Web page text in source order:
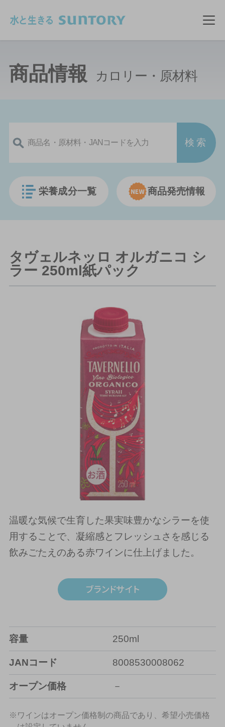
メ
商品情報 カロリー・原材料
栄養成分一覧 商品発売情報
タヴェルネッロ オルガニコ シ
ラー 250ml紙パック
温暖な気候で生育した果実味豊かなシラーを使
用することで、凝縮感とフレッシュさを感じる
飲みごたえのある赤ワインに仕上げました。
容量 250ml
JANコード 8008530008062
オープン価格 －
※ワインはオープン価格制の商品であり、希望小売価格